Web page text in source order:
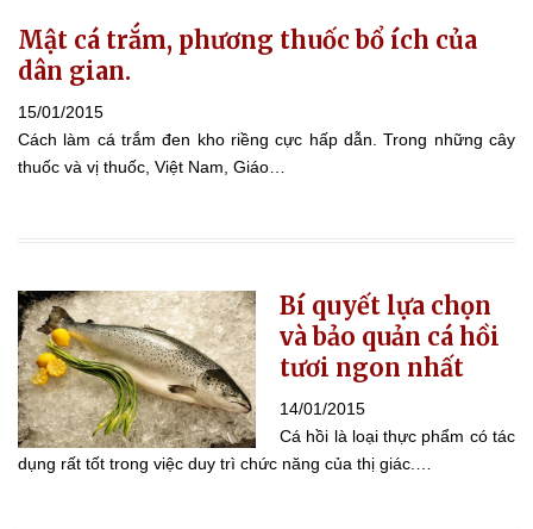
Mật cá trắm, phương thuốc bổ ích của
dân gian.
15/01/2015
Cách làm cá trắm đen kho riềng cực hấp dẫn. Trong những cây
thuốc và vị thuốc, Việt Nam, Giáo…
Bí quyết lựa chọn
và bảo quản cá hồi
tươi ngon nhất
14/01/2015
Cá hồi là loại thực phẩm có tác
dụng rất tốt trong việc duy trì chức năng của thị giác.…